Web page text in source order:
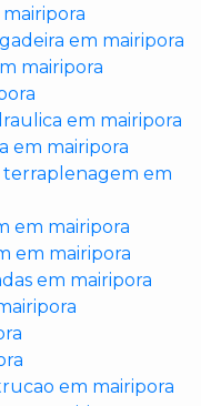
em mairipora
mairipora
em mairipora
em mairipora
terraplenagem em
em mairipora
em mairipora
em mairipora
em mairipora